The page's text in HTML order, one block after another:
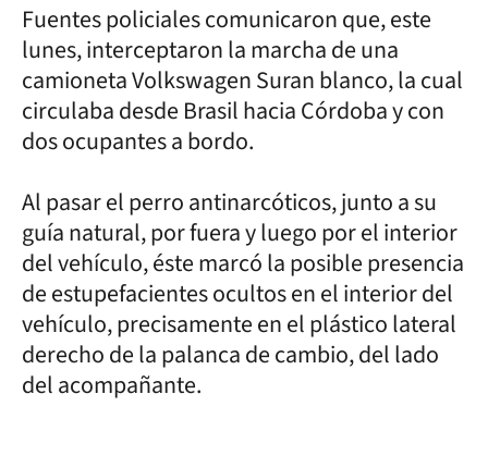
Fuentes policiales comunicaron que, este
lunes, interceptaron la marcha de una
camioneta Volkswagen Suran blanco, la cual
circulaba desde Brasil hacia Córdoba y con
dos ocupantes a bordo.
Al pasar el perro antinarcóticos, junto a su
guía natural, por fuera y luego por el interior
del vehículo, éste marcó la posible presencia
de estupefacientes ocultos en el interior del
vehículo, precisamente en el plástico lateral
derecho de la palanca de cambio, del lado
del acompañante.